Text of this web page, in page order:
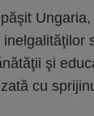
şi
cu